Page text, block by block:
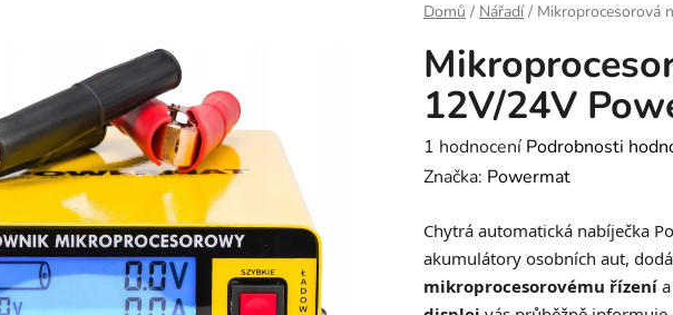
Domů / Nářadí / Mikroprocesorová
12V/24V
Průměrné
hodnocení
je
5,0
z
1 hodnocení Podrobnosti
Značka: Powermat
Chytrá automatická nabíječka
akumulátory osobních aut,
mikroprocesorovému řízení